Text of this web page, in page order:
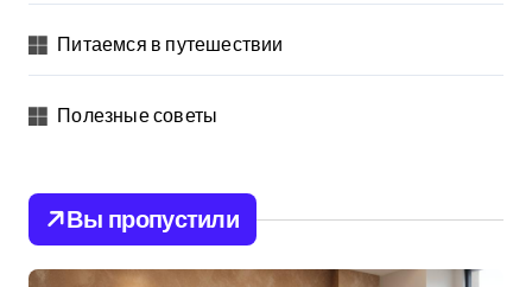
Питаемся в путешествии
Полезные советы
Вы пропустили